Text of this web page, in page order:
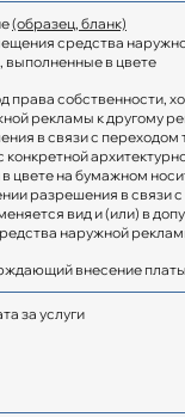
(образец, бланк)
средства
выполненные в цвете
собственности,
рекламы к другому
в связи с переходом
цвете на бумажном
разрешения в связи
вид и (или) в
наружной
внесение платы
за услуги